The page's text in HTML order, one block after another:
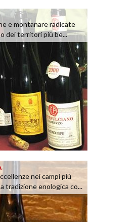
e montanare radicate
dei territori più be...
nei campi più
tradizione enologica co...